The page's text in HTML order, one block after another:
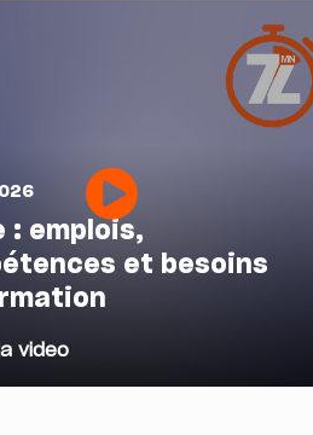
: emplois,
et besoins
video